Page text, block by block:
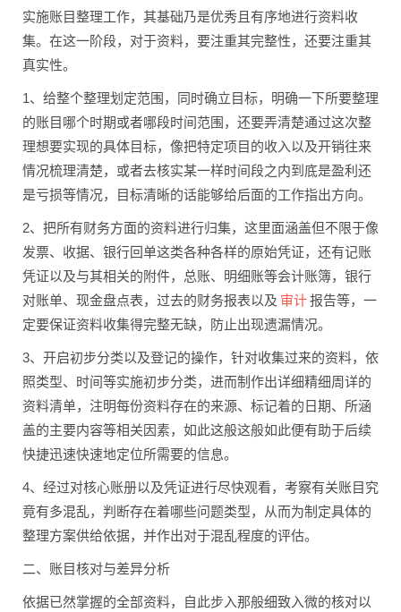
实施账目整理工作，其基础乃是优秀且有序地进行资料收
集。在这一阶段，对于资料，要注重其完整性，还要注重其
真实性。
1、给整个整理划定范围，同时确立目标，明确一下所要整理
的账目哪个时期或者哪段时间范围，还要弄清楚通过这次整
理想要实现的具体目标，像把特定项目的收入以及开销往来
情况梳理清楚，或者去核实某一样时间段之内到底是盈利还
是亏损等情况，目标清晰的话能够给后面的工作指出方向。
2、把所有财务方面的资料进行归集，这里面涵盖但不限于像
发票、收据、银行回单这类各种各样的原始凭证，还有记账
凭证以及与其相关的附件，总账、明细账等会计账簿，银行
对账单、现金盘点表，过去的财务报表以及 审计报告等，一
定要保证资料收集得完整无缺，防止出现遗漏情况。
3、开启初步分类以及登记的操作，针对收集过来的资料，依
照类型、时间等实施初步分类，进而制作出详细精细周详的
资料清单，注明每份资料存在的来源、标记着的日期、所涵
盖的主要内容等相关因素，如此这般这般如此便有助于后续
快捷迅速快速地定位所需要的信息。
4、经过对核心账册以及凭证进行尽快观看，考察有关账目究
竟有多混乱，判断存在着哪些问题类型，从而为制定具体的
整理方案供给依据，并作出对于混乱程度的评估。
二、账目核对与差异分析
依据已然掌握的全部资料，自此步入那般细致入微的核对以